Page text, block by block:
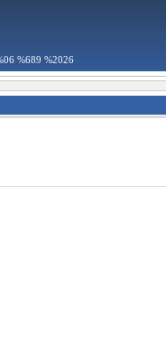
%689 %2026